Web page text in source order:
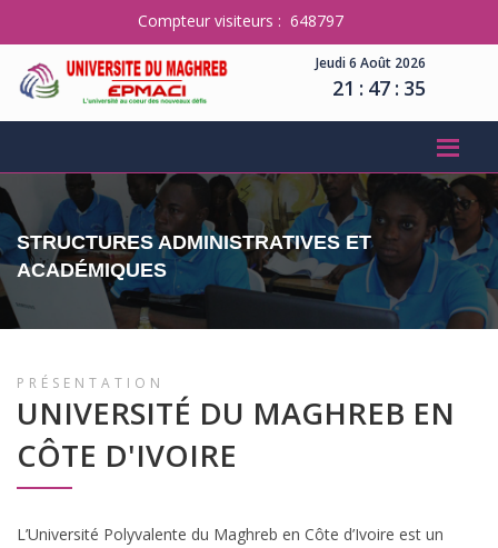
Compteur visiteurs : 648797
Jeudi 6 Août 2026
21 : 47 : 35
STRUCTURES ADMINISTRATIVES ET
ACADÉMIQUES
PRÉSENTATION
UNIVERSITÉ DU MAGHREB EN
CÔTE D'IVOIRE
L’Université Polyvalente du Maghreb en Côte d’Ivoire est un